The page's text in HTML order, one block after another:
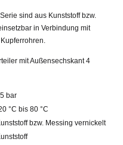
sind aus Kunststoff bzw.
in Verbindung mit
mit Außensechskant 4
bar
°C bis 80 °C
bzw. Messing vernickelt